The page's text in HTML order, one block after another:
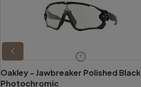
?
Oakley -Jawbreaker Polished Black
Photochromic